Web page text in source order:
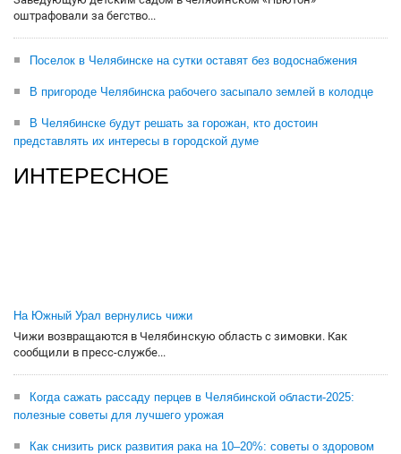
оштрафовали за бегство...
Поселок в Челябинске на сутки оставят без водоснабжения
В пригороде Челябинска рабочего засыпало землей в колодце
В Челябинске будут решать за горожан, кто достоин
представлять их интересы в городской думе
ИНТЕРЕСНОЕ
На Южный Урал вернулись чижи
Чижи возвращаются в Челябинскую область с зимовки. Как
сообщили в пресс-службе...
Когда сажать рассаду перцев в Челябинской области-2025:
полезные советы для лучшего урожая
Как снизить риск развития рака на 10–20%: советы о здоровом